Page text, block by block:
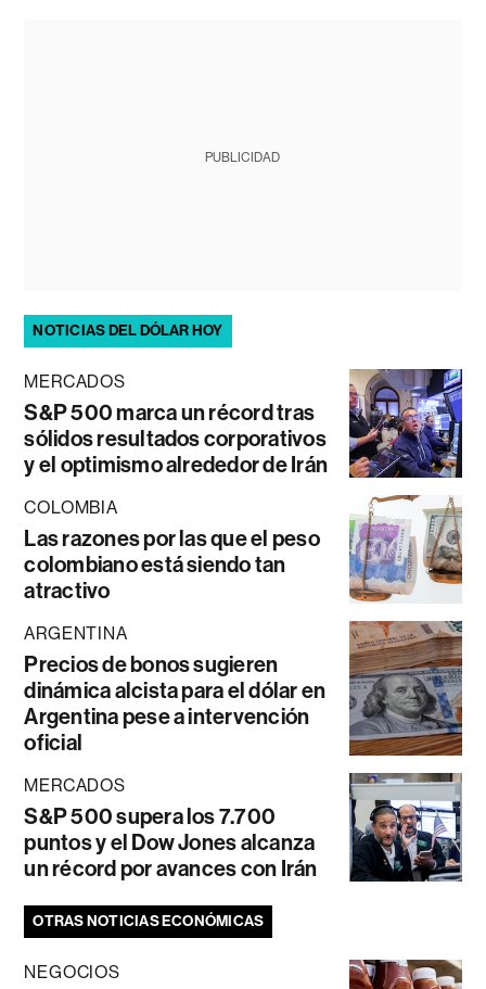
PUBLICIDAD
NOTICIAS DEL DÓLAR HOY
MERCADOS
S&P 500 marca un récord tras
sólidos resultados corporativos
y el optimismo alrededor de Irán
COLOMBIA
Las razones por las que el peso
colombiano está siendo tan
atractivo
ARGENTINA
Precios de bonos sugieren
dinámica alcista para el dólar en
Argentina pese a intervención
oficial
MERCADOS
S&P 500 supera los 7.700
puntos y el Dow Jones alcanza
un récord por avances con Irán
OTRAS NOTICIAS ECONÓMICAS
NEGOCIOS